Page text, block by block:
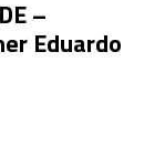
–
Eduardo